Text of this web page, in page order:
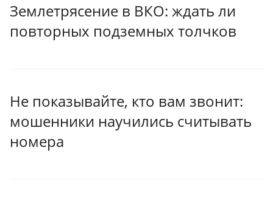
Землетрясение в ВКО: ждать ли
повторных подземных толчков
Не показывайте, кто вам звонит:
мошенники научились считывать
номера